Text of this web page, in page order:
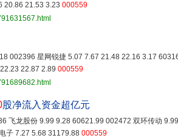
20.86 21.53 3.23 000559
002396 星网锐捷 5.07 7.67 21.48 22.16 3.17
22.87 2.89 000559
股净流入资金超亿元
飞龙股份 9.99 9.28 60621.99 002472 双环传动
子 7.27 5.68 31179.88 000559